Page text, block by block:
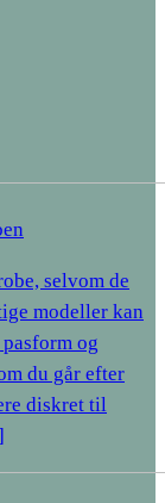
selvom de
modeller kan
og
du går efter
diskret til